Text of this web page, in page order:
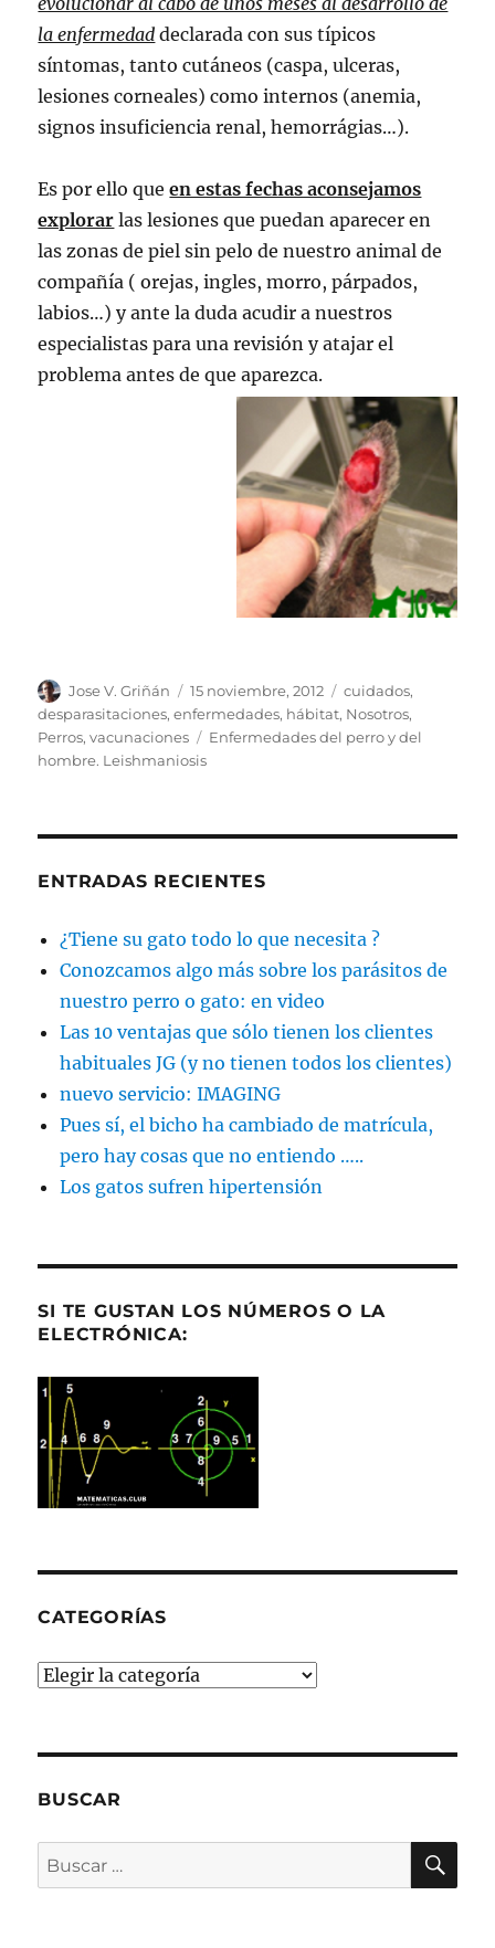
la enfermedad declarada con sus típicos
síntomas, tanto cutáneos (caspa, ulceras,
lesiones corneales) como internos (anemia,
signos insuficiencia renal, hemorrágias…).
Es por ello queen estas fechas aconsejamos
explorar las lesiones que puedan aparecer en
las zonas de piel sin pelo de nuestro animal de
compañía ( orejas, ingles, morro, párpados,
labios…) y ante la duda acudir a nuestros
especialistas para una revisión y atajar el
problema antes de que aparezca.
Autor
Jose V. Griñán
Publicado
el
15 noviembre, 2012 Categorías
cuidados,
desparasitaciones,enfermedades, hábitat, Nosotros,
Perros,vacunaciones Etiquetas
Enfermedades del perro y del
hombre. Leishmaniosis
ENTRADAS RECIENTES
¿Tiene su gato todo lo que necesita ?
Conozcamos algo más sobre los parásitos de
nuestro perro o gato: en video
Las 10 ventajas que sólo tienen los clientes
habituales JG (y no tienen todos los clientes)
nuevo servicio: IMAGING
Pues sí, el bicho ha cambiado de matrícula,
pero hay cosas que no entiendo …..
Los gatos sufren hipertensión
SI TE GUSTAN LOS NÚMEROS O LA
ELECTRÓNICA:
CATEGORÍAS
Categorías
BUSCAR
Buscar
por: